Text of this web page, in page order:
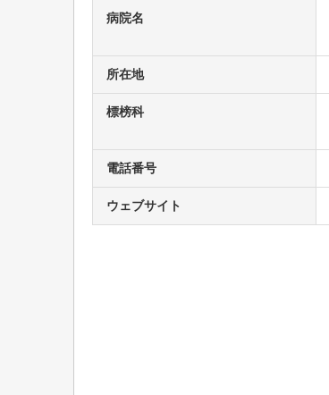
病院名
所在地
標榜科
電話番号
ウェブサイト